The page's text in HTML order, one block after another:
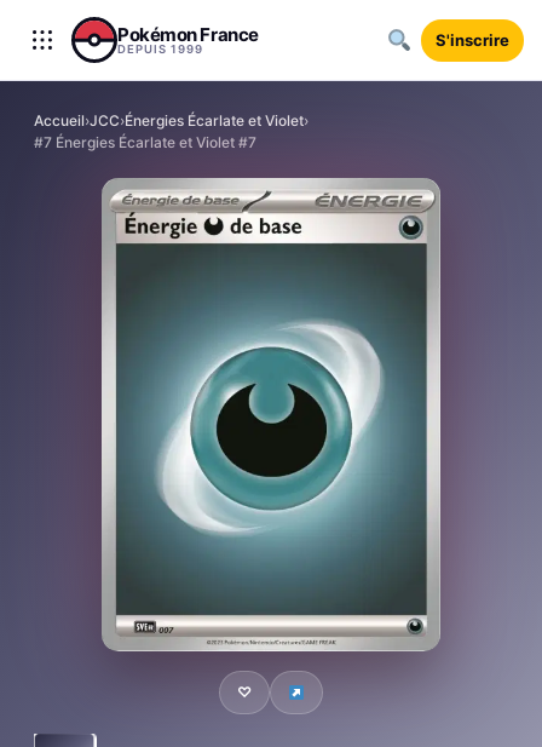
Aller au contenu
Pokémon France
DEPUIS 1999 S'inscrire
Accueil›JCC›Énergies Écarlate et Violet›
#7 Énergies Écarlate et Violet #7
♡